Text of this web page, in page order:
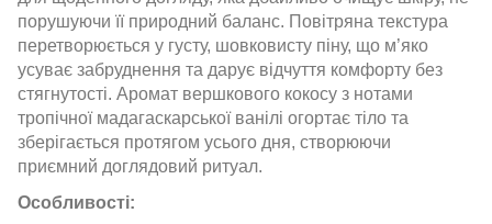
порушуючи її природний баланс. Повітряна текстура
перетворюється у густу, шовковисту піну, що м’яко
усуває забруднення та дарує відчуття комфорту без
стягнутості. Аромат вершкового кокосу з нотами
тропічної мадагаскарської ванілі огортає тіло та
зберігається протягом усього дня, створюючи
приємний доглядовий ритуал.
Особливості: